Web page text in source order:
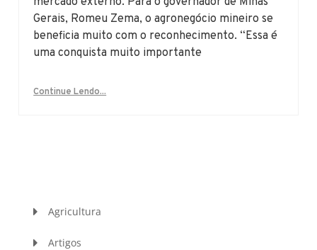
Gerais, Romeu Zema, o agronegócio mineiro se
beneficia muito com o reconhecimento. “Essa é
uma conquista muito importante
Continue Lendo...
Agricultura
Artigos